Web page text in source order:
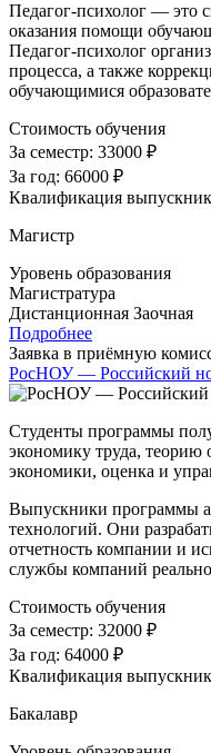
Педагог-психолог — это
оказания помощи
Педагог-психолог
процесса, а также
обучающимися
Стоимость обучения
За семестр: 33000 ₽
За год: 66000 ₽
Квалификация
Магистр
Уровень образования
Магистратура
Дистанционная Заочная
Подробнее
Заявка в приёмную
РосНОУ — Российский
Студенты программы
экономику труда, теорию
экономики, оценка и
Выпускники программы
технологий. Они
отчетность компании и
службы компаний
Стоимость обучения
За семестр: 32000 ₽
За год: 64000 ₽
Квалификация
Бакалавр